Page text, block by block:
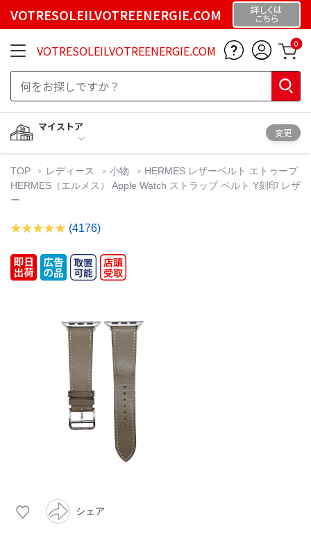
VOTRESOLEILVOTREENERGIE.COM 詳しくは
こちら
VOTRESOLEILVOTREENERGIE.COM 0
マイストア
変更
TOP レディース 小物
HERMES レザーベルト エトゥープ
HERMES（エルメス） Apple Watch ストラップ ベルト Y刻印 レザ
ー
(4176)
シェア